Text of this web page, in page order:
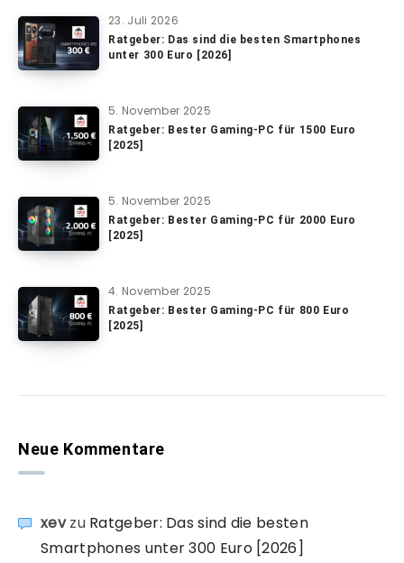
23. Juli 2026
Ratgeber: Das sind die besten Smartphones
unter 300 Euro [2026]
5. November 2025
Ratgeber: Bester Gaming-PC für 1500 Euro
[2025]
5. November 2025
Ratgeber: Bester Gaming-PC für 2000 Euro
[2025]
4. November 2025
Ratgeber: Bester Gaming-PC für 800 Euro
[2025]
Neue Kommentare
xevzu Ratgeber: Das sind die besten
Smartphones unter 300 Euro [2026]